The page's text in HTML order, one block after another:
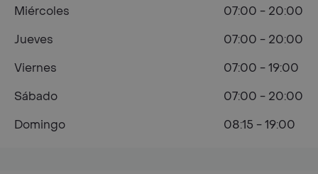
Miércoles
07:00 - 20:00
Jueves
07:00 - 20:00
Viernes
07:00 - 19:00
Sábado
07:00 - 20:00
Domingo
08:15 - 19:00